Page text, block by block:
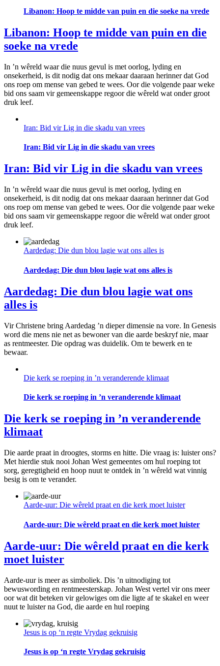
Libanon: Hoop te midde van puin en die soeke na vrede
Libanon: Hoop te midde van puin en die
soeke na vrede
In ’n wêreld waar die nuus gevul is met oorlog, lyding en
onsekerheid, is dit nodig dat ons mekaar daaraan herinner dat God
ons roep om mense van gebed te wees. Oor die volgende paar weke
bid ons saam vir gemeenskappe regoor die wêreld wat onder groot
druk leef.
Iran: Bid vir Lig in die skadu van vrees
Iran: Bid vir Lig in die skadu van vrees
Iran: Bid vir Lig in die skadu van vrees
In ’n wêreld waar die nuus gevul is met oorlog, lyding en
onsekerheid, is dit nodig dat ons mekaar daaraan herinner dat God
ons roep om mense van gebed te wees. Oor die volgende paar weke
bid ons saam vir gemeenskappe regoor die wêreld wat onder groot
druk leef.
Aardedag: Die dun blou lagie wat ons alles is
Aardedag: Die dun blou lagie wat ons alles is
Aardedag: Die dun blou lagie wat ons
alles is
Vir Christene bring Aardedag ’n dieper dimensie na vore. In Genesis
word die mens nie net as bewoner van die aarde beskryf nie, maar
as rentmeester. Die opdrag was duidelik. Om te bewerk en te
bewaar.
Die kerk se roeping in ’n veranderende klimaat
Die kerk se roeping in ’n veranderende klimaat
Die kerk se roeping in ’n veranderende
klimaat
Die aarde praat in droogtes, storms en hitte. Die vraag is: luister ons?
Met hierdie stuk nooi Johan West gemeentes om hul roeping tot
sorg, geregtigheid en hoop nuut te ontdek in ’n wêreld wat vinnig
besig is om te verander.
Aarde-uur: Die wêreld praat en die kerk moet luister
Aarde-uur: Die wêreld praat en die kerk moet luister
Aarde-uur: Die wêreld praat en die kerk
moet luister
Aarde-uur is meer as simboliek. Dis ’n uitnodiging tot
bewuswording en rentmeesterskap. Johan West vertel vir ons meer
oor wat dit beteken vir gelowiges om die ligte af te skakel en weer
nuut te luister na God, die aarde en hul roeping
Jesus is op ‘n regte Vrydag gekruisig
Jesus is op ‘n regte Vrydag gekruisig